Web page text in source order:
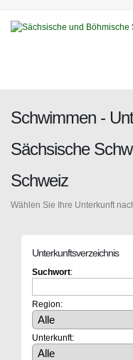
Schwimmen -
Sächsische
Schweiz
Wählen Sie Ihre Unterkunft
Unterkunftsverzeichnis
Suchwort:
Region:
Unterkunft: